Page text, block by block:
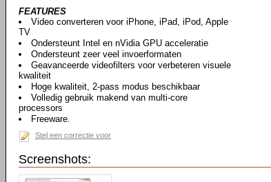
FEATURES
Video converteren voor iPhone, iPad, iPod, Apple
TV
Ondersteunt Intel en nVidia GPU acceleratie
Ondersteunt zeer veel invoerformaten
Geavanceerde videofilters voor verbeteren visuele
kwaliteit
Hoge kwaliteit, 2-pass modus beschikbaar
Volledig gebruik makend van multi-core
processors
Freeware.
Stel een correctie voor
Screenshots: